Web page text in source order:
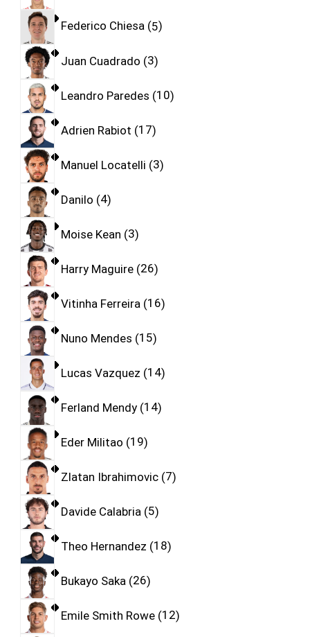
Federico Chiesa 5
Juan Cuadrado 3
Leandro Paredes 10
Adrien Rabiot 17
Manuel Locatelli 3
Danilo 4
Moise Kean 3
Harry Maguire 26
Vitinha Ferreira 16
Nuno Mendes 15
Lucas Vazquez 14
Ferland Mendy 14
Eder Militao 19
Zlatan Ibrahimovic 7
Davide Calabria 5
Theo Hernandez 18
Bukayo Saka 26
Emile Smith Rowe 12